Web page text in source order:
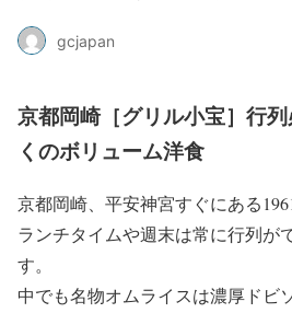
gcjapan
京都岡崎［グリル小宝］行
くのボリューム洋食
京都岡崎、平安神宮すぐにある
ランチタイムや週末は常に行列が
す。
中でも名物オムライスは濃厚ドビ